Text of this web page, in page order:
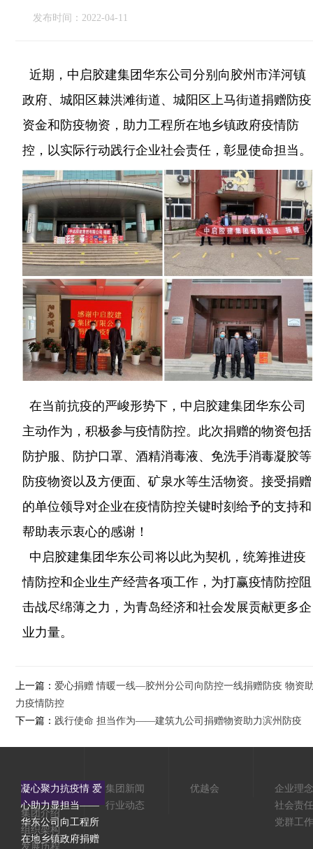
发布时间：2022-04-11
近期，中启胶建集团华东公司分别向胶州市洋河镇
政府、城阳区棘洪滩街道、城阳区上马街道捐赠防疫
资金和防疫物资，助力工程所在地乡镇政府疫情防
控，以实际行动践行企业社会责任，彰显使命担当。
在当前抗疫的严峻形势下，中启胶建集团华东公司
主动作为，积极参与疫情防控。此次捐赠的物资包括
防护服、防护口罩、酒精消毒液、免洗手消毒凝胶等
防疫物资以及方便面、矿泉水等生活物资。接受捐赠
的单位领导对企业在疫情防控关键时刻给予的支持和
帮助表示衷心的感谢！
中启胶建集团华东公司将以此为契机，统筹推进疫
情防控和企业生产经营各项工作，为打赢疫情防控阻
击战尽绵薄之力，为青岛经济和社会发展贡献更多企
业力量。
上一篇： 爱心捐赠 情暖一线—胶州分公司向防控一线捐赠防疫 物资
力疫情防控
下一篇： 践行使命 担当作为——建筑九公司捐赠物资助力滨州防疫
凝心聚力抗疫情 爱
心助力显担当——
华东公司向工程所
在地乡镇政府捐赠
集团介绍
组织架构
发展历程
集团新闻
行业动态
优越会
企业理念
社会责任
党群工作